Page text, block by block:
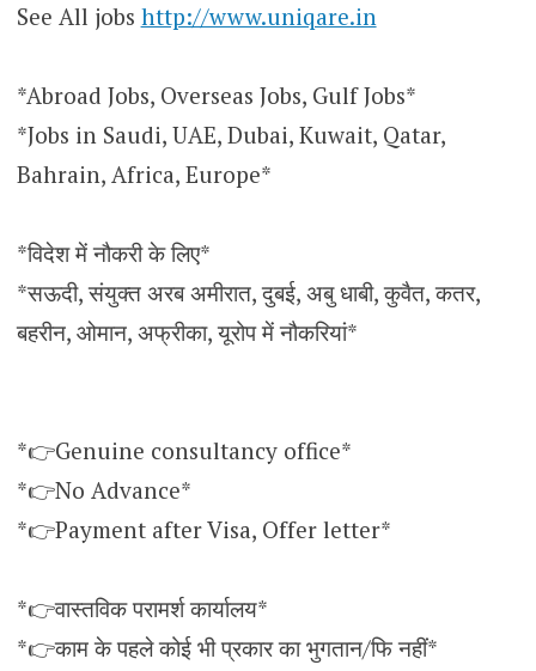
See All jobs http://www.uniqare.in
*Abroad Jobs, Overseas Jobs, Gulf Jobs*
*Jobs in Saudi, UAE, Dubai, Kuwait, Qatar,
Bahrain, Africa, Europe*
*विदेश में नौकरी के लिए*
*सऊदी, संयुक्त अरब अमीरात, दुबई, अबु धाबी, कुवैत, कतर,
बहरीन, ओमान, अफ्रीका, यूरोप में नौकरियां*
*👉Genuine consultancy office*
*👉No Advance*
*👉Payment after Visa, Offer letter*
*👉वास्तविक परामर्श कार्यालय*
*👉काम के पहले कोई भी प्रकार का भुगतान/फि नहीं*